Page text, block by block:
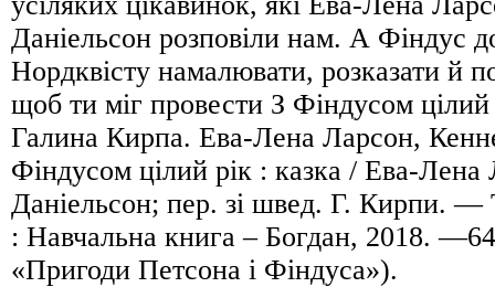
Даніельсон розповіли нам. А Фіндус
Нордквісту намалювати, розказати й
щоб ти міг провести З Фіндусом
Галина Кирпа. Ева-Лена Ларсон,
Фіндусом цілий рік : казка / Ева-
Даніельсон; пер. зі швед. Г. Кирпи. —
: Навчальна книга – Богдан, 2018.
«Пригоди Петсона і Фіндуса»).